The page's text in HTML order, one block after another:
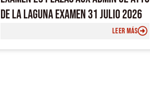
DE LA LAGUNA EXAMEN 31 JULIO 2026
LEER MÁS